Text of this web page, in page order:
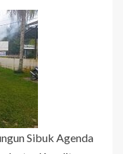
Sibuk Agenda